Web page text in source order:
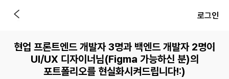
로그인
현업 프론트엔드 개발자 3명과 백엔드 개발자 2명이
UI/UX 디자이너님(Figma 가능하신 분)의
포트폴리오를 현실화시켜드립니다!:)